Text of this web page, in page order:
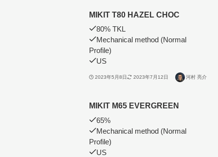
MIKIT T80 HAZEL CHOC
80% TKL
Mechanical method (Normal
Profile)
US
2023年5月8日 2023年7月12日 河村 亮介
MIKIT M65 EVERGREEN
65%
Mechanical method (Normal
Profile)
US